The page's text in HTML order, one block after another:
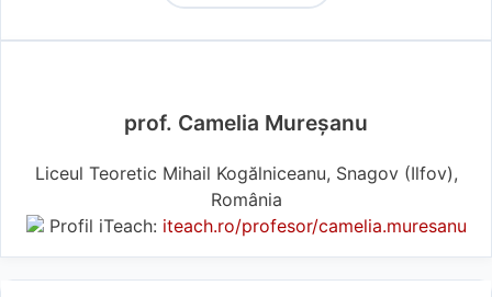
prof. Camelia Mureșanu
Liceul Teoretic Mihail Kogălniceanu, Snagov (Ilfov),
România
Profil iTeach: iteach.ro/profesor/camelia.muresanu